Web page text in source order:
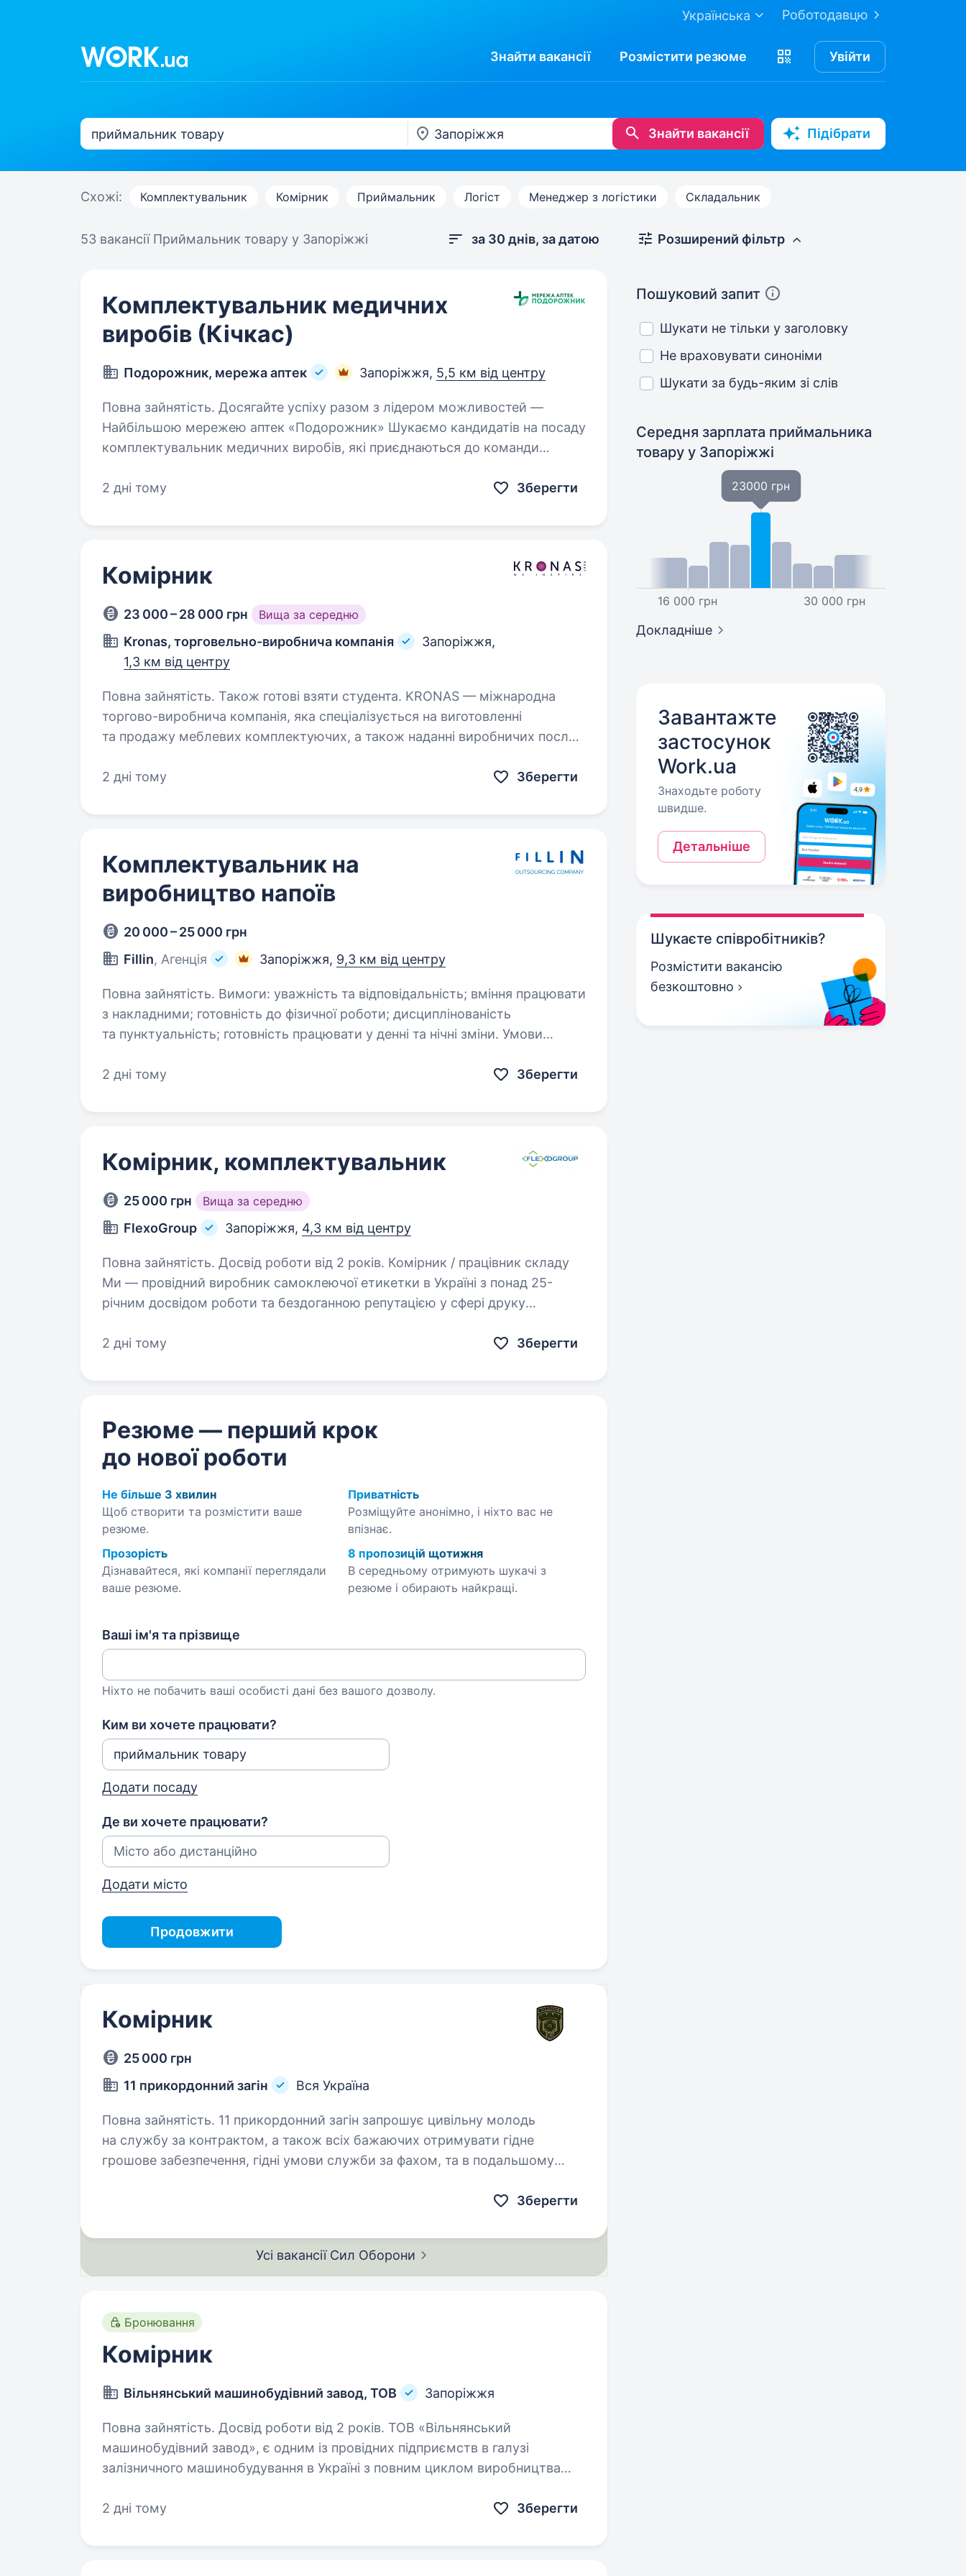
Роботодавцю
Українська
Знайти вакансії Розмістити резюме Увійти
Знайти вакансії Підібрати
Схожі: Комплектувальник Комірник Приймальник Логіст Менеджер з логістики Складальник
53 вакансії Приймальник товару у Запоріжжі за 30 днів, за датою
Комплектувальник медичних
виробів (Кічкас)
Подорожник, мережа аптек Запоріжжя, 5,5 км від центру
Повна зайнятість. Досягайте успіху разом з лідером можливостей —
Найбільшою мережею аптек «Подорожник» Шукаємо кандидатів на посаду
комплектувальник медичних виробів, які приєднаються до команди
2 дні тому
Зберегти
Комірник
23 000 – 28 000 грн Вища за середню
Kronas, торговельно-виробнича компанія
Запоріжжя,
1,3 км від центру
Повна зайнятість. Також готові взяти студента. KRONAS — міжнародна
торгово-виробнича компанія, яка спеціалізується на виготовленні
та продажу меблевих комплектуючих, а також наданні виробничих послуг.
2 дні тому
Зберегти
Комплектувальник на
виробництво напоїв
20 000 – 25 000 грн
Fillin, Агенція Запоріжжя, 9,3 км від центру
Повна зайнятість. Вимоги: уважність та відповідальність; вміння працювати
з накладними; готовність до фізичної роботи; дисциплінованість
та пунктуальність; готовність працювати у денні та нічні зміни. Умови
2 дні тому
Зберегти
Комірник, комплектувальник
25 000 грн Вища за середню
FlexoGroup Запоріжжя, 4,3 км від центру
Повна зайнятість. Досвід роботи від 2 років. Комірник / працівник складу
Ми — провідний виробник самоклеючої етикетки в Україні з понад 25-
річним досвідом роботи та бездоганною репутацією у сфері друку
2 дні тому
Зберегти
Резюме — перший крок
до нової роботи
Не більше 3 хвилин
Щоб створити та розмістити ваше
резюме.
Приватність
Розміщуйте анонімно, і ніхто вас не
впізнає.
Прозорість
Дізнавайтеся, які компанії переглядали
ваше резюме.
8 пропозицій щотижня
В середньому отримують шукачі з
резюме і обирають найкращі.
Ваші ім'я та прізвище
Ніхто не побачить ваші особисті дані без вашого дозволу.
Ким ви хочете працювати?
Додати посаду
Де ви хочете працювати?
Додати місто
Продовжити
Комірник
25 000 грн
11 прикордонний загін
Вся Україна
Повна зайнятість. 11 прикордонний загін запрошує цивільну молодь
на службу за контрактом, а також всіх бажаючих отримувати гідне
грошове забезпечення, гідні умови служби за фахом, та в подальшому
Зберегти
Усі вакансії Сил Оборони
Бронювання
Комірник
Вільнянський машинобудівний завод, ТОВ Запоріжжя
Повна зайнятість. Досвід роботи від 2 років. ТОВ «Вільнянський
машинобудівний завод», є одним із провідних підприємств в галузі
залізничного машинобудування в Україні з повним циклом виробництва
2 дні тому
Зберегти
Розширений фільтр
Пошуковий запит
Шукати не тільки у заголовку
Не враховувати синоніми
Шукати за будь-яким зі слів
Середня зарплата приймальника
товаруу Запоріжжі
16 000 грн
23000 грн
30 000 грн
Докладніше
Завантажте
застосунок
Work.ua
Знаходьте роботу
швидше.
Детальніше
Шукаєте співробітників?
Розмістити вакансію
безкоштовно